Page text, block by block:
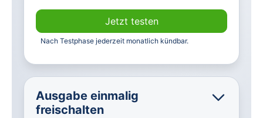
Jetzt testen
Nach Testphase jederzeit monatlich kündbar.
Ausgabe einmalig
freischalten